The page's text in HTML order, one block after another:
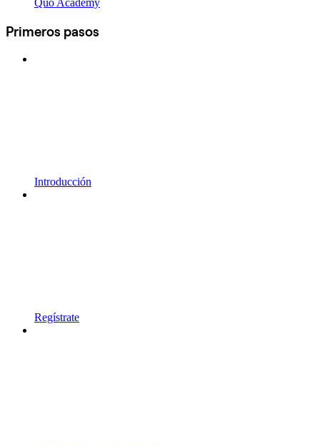
Primeros pasos
Introducción
Regístrate